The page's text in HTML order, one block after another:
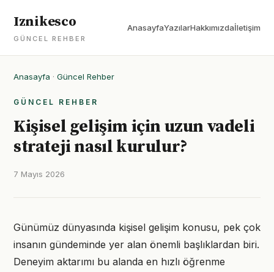
Iznikesco
GÜNCEL REHBER
AnasayfaYazılarHakkımızdaİletişim
Anasayfa · Güncel Rehber
GÜNCEL REHBER
Kişisel gelişim için uzun vadeli
strateji nasıl kurulur?
7 Mayıs 2026
Günümüz dünyasında kişisel gelişim konusu, pek çok
insanın gündeminde yer alan önemli başlıklardan biri.
Deneyim aktarımı bu alanda en hızlı öğrenme